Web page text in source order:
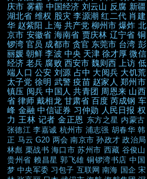
庆市 雾霾 中国经济 刘云山 反腐 新疆
湖北省 维权 股灾 李源潮 红二代 肖建
华 赵紫阳 上海 共产党 柳州市 爆炸 北
京市 安徽省 海南省 贾庆林 辽宁省 铜
锣湾 官员 成都市 贪官 东莞市 台湾 彭
丽媛 朝鲜 李波 中央 天津 徐才厚 微信
经济 老兵 腐败 西安市 魏则西 上访 低
端人口 公安 刘源 占中 大阅兵 大饥荒
太子党 徐明 武警 疫苗 赵家人 郑州市
镇压 阅兵 中国人 共青团 周恩来 山西
省 律师 戴相龙 甘肃省 百度 芮成钢 车
峰 金融 中信证券 习仲勋 人民日报 权
力 王林 记者 金正恩 东方之星 内蒙古
张德江 李嘉诚 杭州市 浦志强 胡春华 韩
正 马云 G20 两会 南京市 孙政才 政治局
林彪 栗战书 海口市 苏州市 西藏 谷俊山
贵州省 赖昌星 郭飞雄 铜锣湾书店 中国
梦 中央军委 习包子 互联网 南海 国企 宋